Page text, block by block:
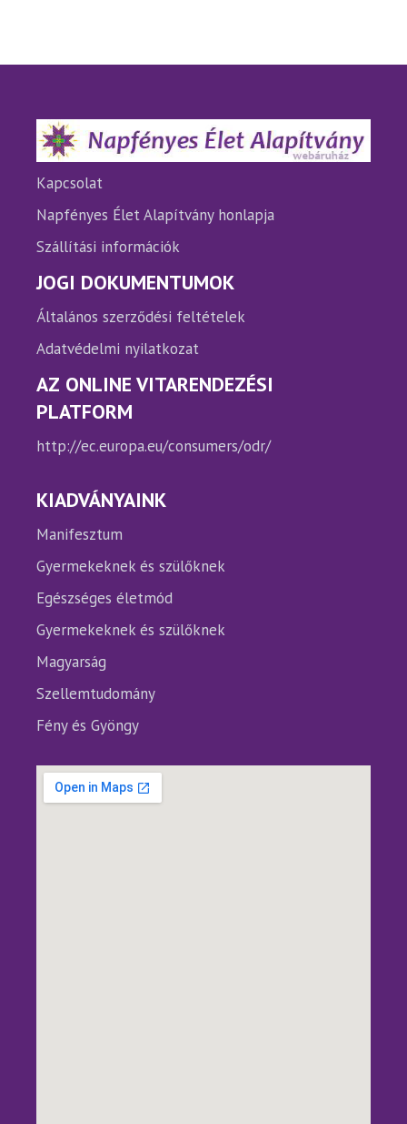
A
termékoldalon
választhatók
ki
A
ki
Kapcsolat
Napfényes Élet Alapítvány honlapja
Szállítási információk
JOGI DOKUMENTUMOK
Általános szerződési feltételek
Adatvédelmi nyilatkozat
AZ ONLINE VITARENDEZÉSI
PLATFORM
http://ec.europa.eu/consumers/odr/
KIADVÁNYAINK
Manifesztum
Gyermekeknek és szülőknek
Egészséges életmód
Gyermekeknek és szülőknek
Magyarság
Szellemtudomány
Fény és Gyöngy